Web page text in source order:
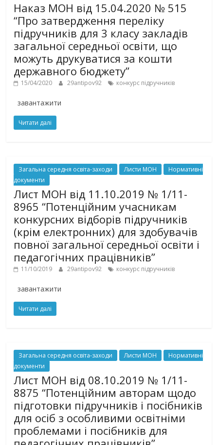
Наказ МОН від 15.04.2020 № 515
“Про затвердження переліку
підручників для 3 класу закладів
загальної середньої освіти, що
можуть друкуватися за кошти
державного бюджету”
15/04/2020 29antipov92 конкурс підручників
завантажити
Читати далі
Загальна середня освіта-заходи Листи МОН
Нормативні
документи
Лист МОН від 11.10.2019 № 1/11-
8965 “Потенційним учасникам
конкурсних відборів підручників
(крім електронних) для здобувачів
повної загальної середньої освіти і
педагогічних працівників”
11/10/2019 29antipov92 конкурс підручників
завантажити
Читати далі
Загальна середня освіта-заходи Листи МОН
Нормативні
документи
Лист МОН від 08.10.2019 № 1/11-
8875 “Потенційним авторам щодо
підготовки підручників і посібників
для осіб з особливими освітніми
проблемами і посібників для